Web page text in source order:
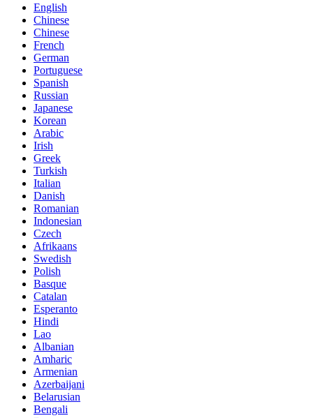
English
Chinese
Chinese
French
German
Portuguese
Spanish
Russian
Japanese
Korean
Arabic
Irish
Greek
Turkish
Italian
Danish
Romanian
Indonesian
Czech
Afrikaans
Swedish
Polish
Basque
Catalan
Esperanto
Hindi
Lao
Albanian
Amharic
Armenian
Azerbaijani
Belarusian
Bengali